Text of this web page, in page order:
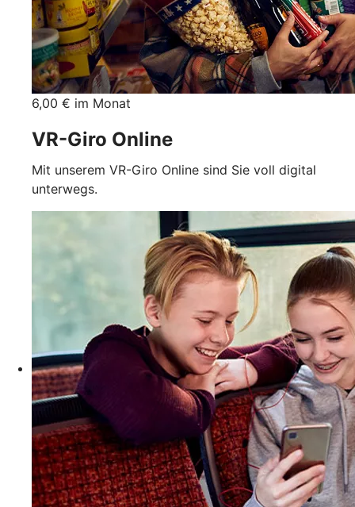
6,00 € im Monat
VR-Giro Online
Mit unserem VR-Giro Online sind Sie voll digital
unterwegs.